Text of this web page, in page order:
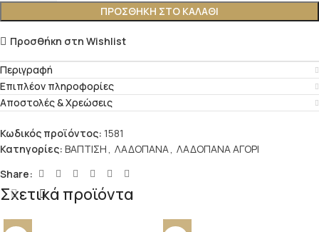
ΠΡΟΣΘΉΚΗ ΣΤΟ ΚΑΛΆΘΙ
Προσθήκη στη Wishlist
Περιγραφή
Επιπλέον πληροφορίες
Αποστολές & Χρεώσεις
Κωδικός προϊόντος: 1581
Κατηγορίες: ΒΑΠΤΙΣΗ, ΛΑΔΟΠΑΝΑ, ΛΑΔΟΠΑΝΑ ΑΓΟΡΙ
Share:
Σχετικά προϊόντα